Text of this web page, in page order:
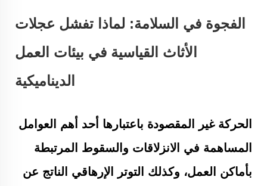
الفجوة في السلامة: لماذا تفشل عجلات
الأثاث القياسية في بيئات العمل
الديناميكية
الحركة غير المقصودة باعتبارها أحد أهم العوامل
المساهمة في الانزلاقات والسقوط المرتبطة
بأماكن العمل، وكذلك التوتر الإرهاقي الناتج عن